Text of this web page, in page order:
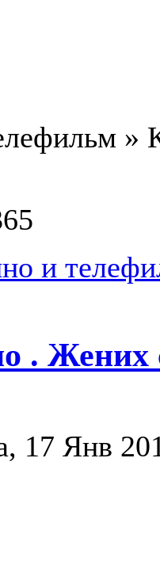
и
.
17 Янв